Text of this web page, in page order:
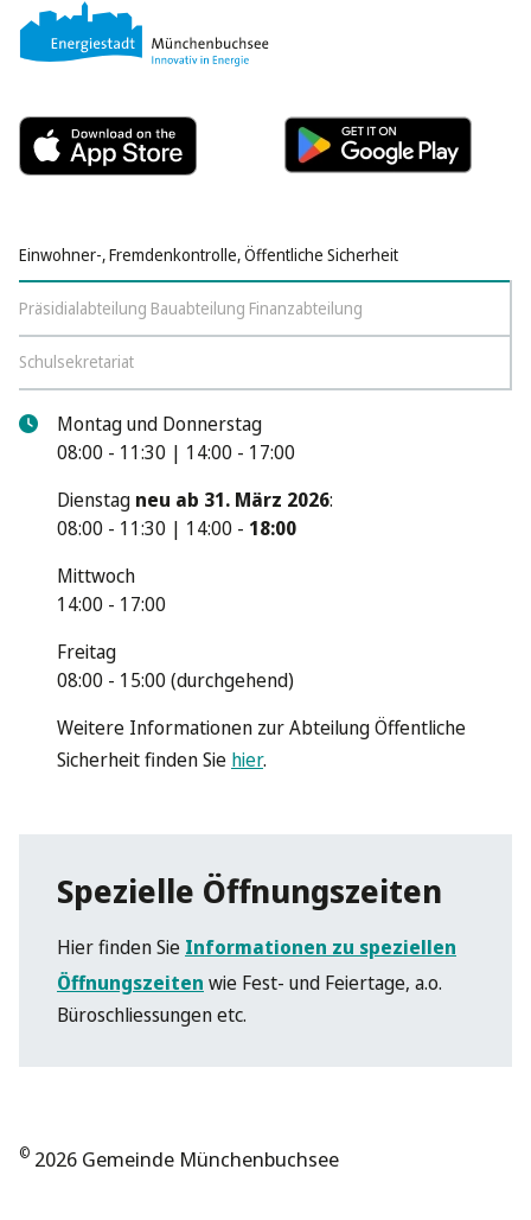
Einwohner-, Fremdenkontrolle, Öffentliche Sicherheit
Präsidialabteilung Bauabteilung Finanzabteilung
Schulsekretariat
Montag und Donnerstag
08:00 - 11:30 | 14:00 - 17:00
Dienstag neu ab 31. März 2026:
08:00 - 11:30 | 14:00 - 18:00
Mittwoch
14:00 - 17:00
Freitag
08:00 - 15:00 (durchgehend)
Weitere Informationen zur Abteilung Öffentliche
Sicherheit finden Sie hier.
Spezielle Öffnungszeiten
Hier finden Sie Informationen zu speziellen
Öffnungszeiten wie Fest- und Feiertage, a.o.
Büroschliessungen etc.
© 2026 Gemeinde Münchenbuchsee